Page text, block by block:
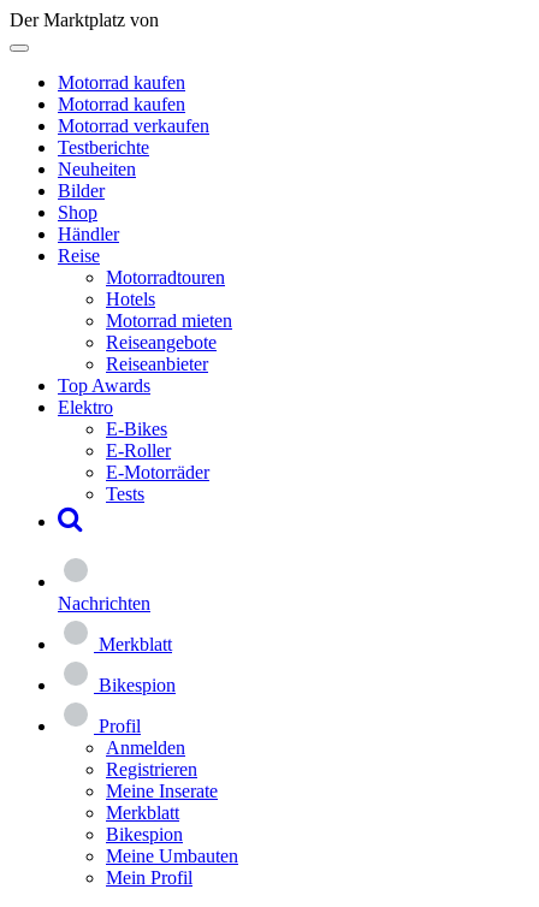
Der Marktplatz von
Motorrad kaufen
Motorrad kaufen
Motorrad verkaufen
Testberichte
Neuheiten
Bilder
Shop
Händler
Reise
Motorradtouren
Hotels
Motorrad mieten
Reiseangebote
Reiseanbieter
Top Awards
Elektro
E-Bikes
E-Roller
E-Motorräder
Tests
Nachrichten
Merkblatt
Bikespion
Profil
Anmelden
Registrieren
Meine Inserate
Merkblatt
Bikespion
Meine Umbauten
Mein Profil